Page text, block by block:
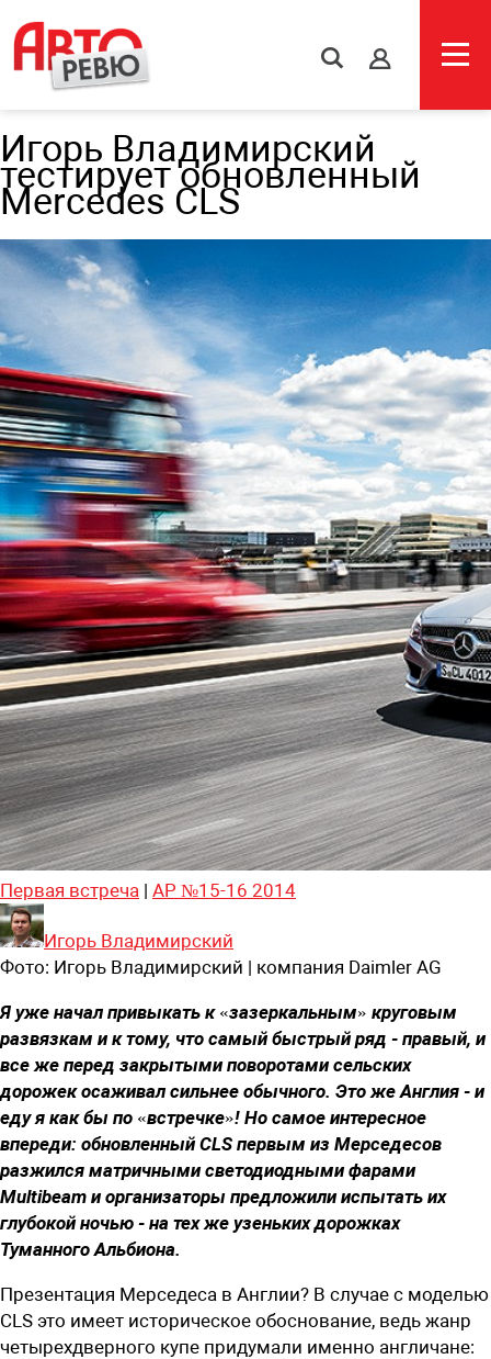
s
Игорь Владимирский
тестирует обновленный
Mercedes CLS
Первая встреча | АР №15-16 2014
Игорь Владимирский
Фото: Игорь Владимирский | компания Daimler AG
Я уже начал привыкать к «зазеркальным» круговым
развязкам и к тому, что самый быстрый ряд - правый, и
все же перед закрытыми поворотами сельских
дорожек осаживал сильнее обычного. Это же Англия - и
еду я как бы по «встречке»! Но самое интересное
впереди: обновленный CLS первым из Мерседесов
разжился матричными светодиодными фарами
Multibeam и организаторы предложили испытать их
глубокой ночью - на тех же узеньких дорожках
Туманного Альбиона.
Презентация Мерседеса в Англии? В случае с моделью
CLS это имеет историческое обоснование, ведь жанр
четырехдверного купе придумали именно англичане: